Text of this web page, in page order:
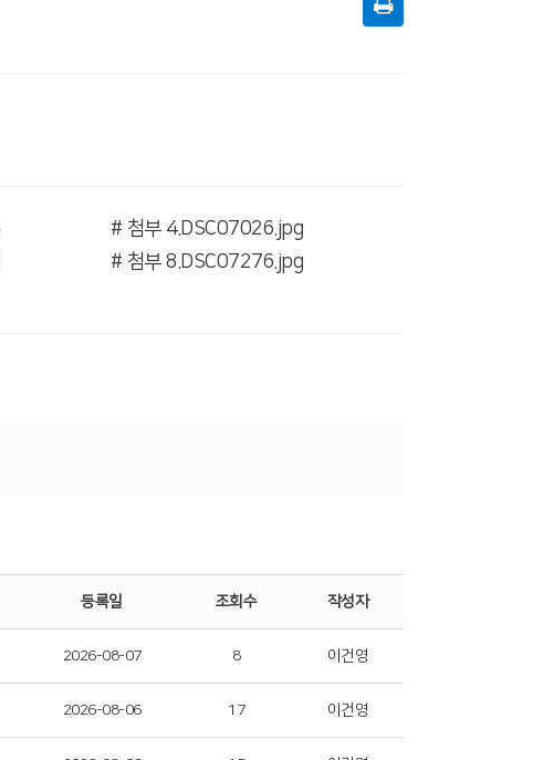
# 첨부 4.DSC07026.jpg
# 첨부 8.DSC07276.jpg
등록일 조회수 작성자
2026-08-07 8 이건영
2026-08-06 17 이건영